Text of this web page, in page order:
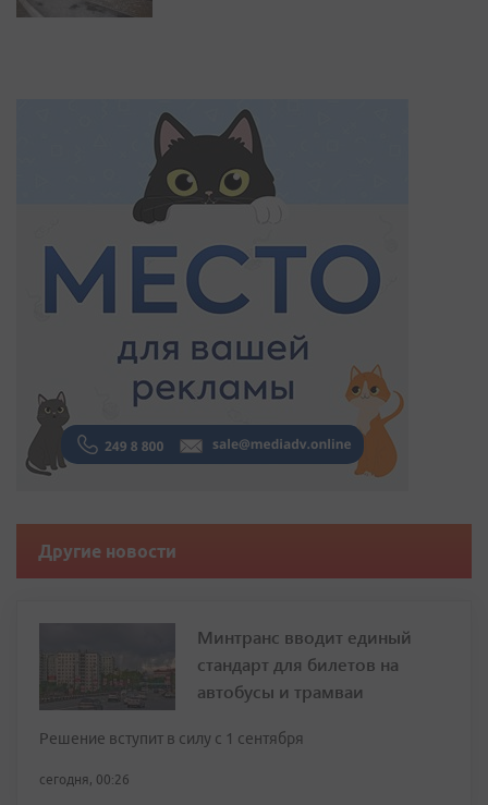
Другие новости
Минтранс вводит единый
стандарт для билетов на
автобусы и трамваи
Решение вступит в силу с 1 сентября
сегодня, 00:26